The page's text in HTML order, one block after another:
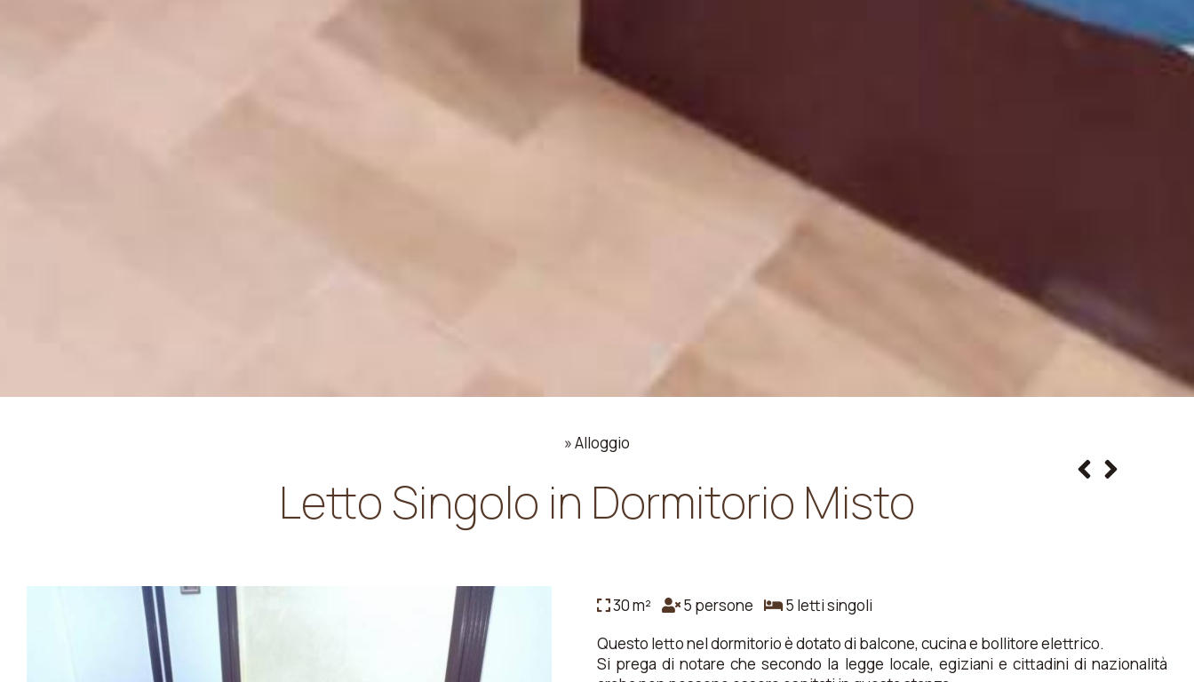
»Alloggio
Letto Singolo in Dormitorio Misto
30 m² 5 persone
5 letti singoli
Questo letto nel dormitorio è dotato di balcone, cucina e bollitore elettrico.
Si prega di notare che secondo la legge locale, egiziani e cittadini di nazionalità